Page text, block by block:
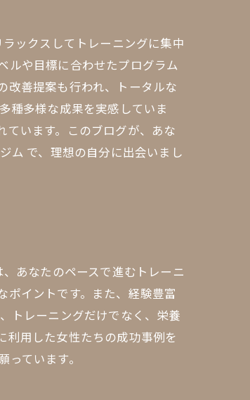
ックスしてトレーニングに集中
ルや目標に合わせたプログラム
改善提案も行われ、トータルな
種多様な成果を実感していま
ています。このブログが、あな
ム で、理想の自分に出会いまし
あなたのペースで進むトレーニ
ポイントです。また、経験豊富
トレーニングだけでなく、栄養
利用した女性たちの成功事例を
ています。